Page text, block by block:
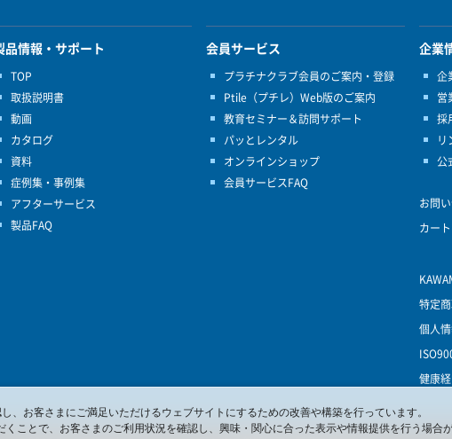
品情報・サポート
TOP
取扱説明書
動画
カタログ
資料
症例集・事例集
アフターサービス
製品FAQ
会員サービス
プラチナクラブ会員のご案内・登録
Ptile（プチレ）Web版のご案内
教育セミナー＆訪問サポート
パッとレンタル
オンラインショップ
会員サービスFAQ
企業
企
営
採
リ
公
お問
カー
特定
個人
健康
お客さまにご満足いただけるウェブサイトにするための改善や構築を行っています。
ことで、お客さまのご利用状況を確認し、興味・関心に合った表示や情報提供を行う場合